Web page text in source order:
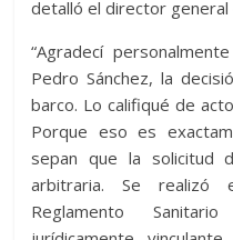
detalló el director general
“Agradecí
Pedro Sánchez, la
barco. Lo califiqué de
Porque eso es
sepan que la solicitud
arbitraria. Se realizó
Reglamento